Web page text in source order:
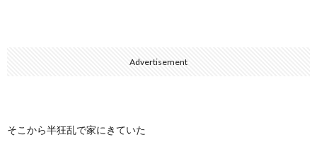
Advertisement
そこから半狂乱で家にきていた